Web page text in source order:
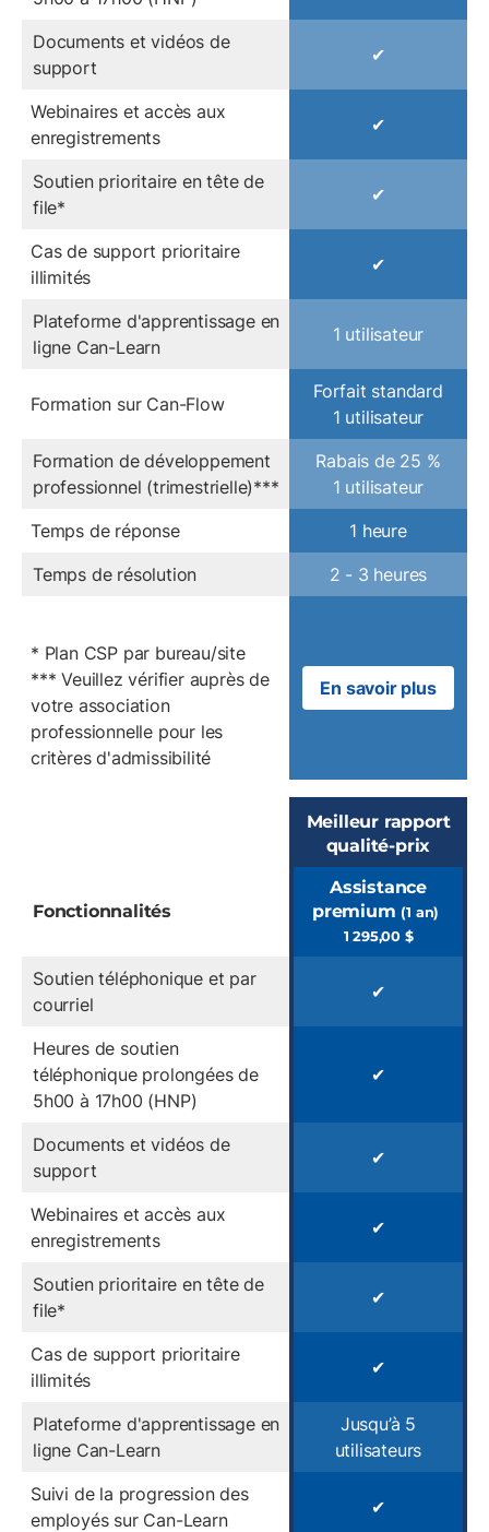
Documents et vidéos de
support
✔
Webinaires et accès aux
enregistrements
✔
Soutien prioritaire en tête de
file*
✔
Cas de support prioritaire
illimités
✔
Plateforme d'apprentissage en
ligne Can-Learn
1 utilisateur
Formation sur Can-Flow
Forfait standard
1 utilisateur
Formation de développement
professionnel (trimestrielle)***
Rabais de 25 %
1 utilisateur
Temps de réponse
1 heure
Temps de résolution
2 - 3 heures
* Plan CSP par bureau/site
*** Veuillez vérifier auprès de
votre association
professionnelle pour les
critères d'admissibilité
En savoir plus
Meilleur rapport
qualité-prix
Fonctionnalités
Assistance
premium (1 an)
1 295,00 $
Soutien téléphonique et par
courriel
✔
Heures de soutien
téléphonique prolongées de
5h00 à 17h00 (HNP)
✔
Documents et vidéos de
support
✔
Webinaires et accès aux
enregistrements
✔
Soutien prioritaire en tête de
file*
✔
Cas de support prioritaire
illimités
✔
Plateforme d'apprentissage en
ligne Can-Learn
Jusqu’à 5
utilisateurs
Suivi de la progression des
employés sur Can-Learn
✔